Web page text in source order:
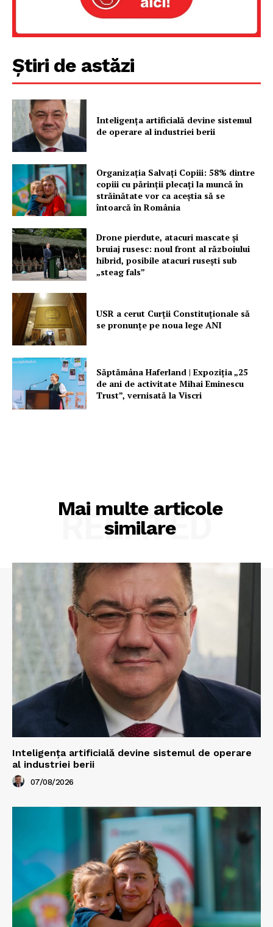
Un proiect
FREEDOM HOUSE ROMÂNIA
PRESShub
Despre noi / Echipa
Proiecte editoriale
Rețea
Știri de astăzi
Inteligența artificială devine sistemul
de operare al industriei berii
Organizația Salvați Copiii: 58% dintre
copiii cu părinții plecați la muncă în
străinătate vor ca aceștia să se
întoarcă în România
Drone pierdute, atacuri mascate și
bruiaj rusesc: noul front al războiului
hibrid, posibile atacuri rusești sub
„steag fals”
USR a cerut Curții Constituționale să
se pronunțe pe noua lege ANI
Săptămâna Haferland | Expoziţia „25
de ani de activitate Mihai Eminescu
Trust”, vernisată la Viscri
Mai multe articole
similare
RELATED
Inteligența artificială devine sistemul de operare
al industriei berii
07/08/2026